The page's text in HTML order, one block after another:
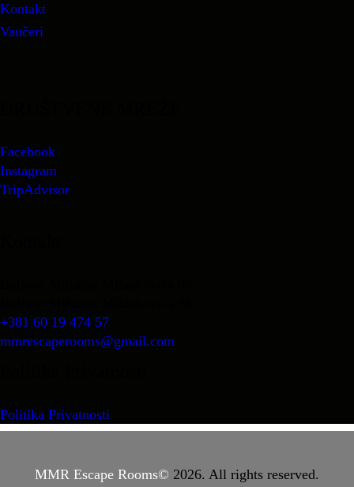
Kontakt
Vaučeri
Facebook
Instagram
TripAdvisor
+381 60 19 474 57
mmrescaperooms@gmail.com
Politika Privatnosti
MMR Escape Rooms© 2026. All rights reserved.